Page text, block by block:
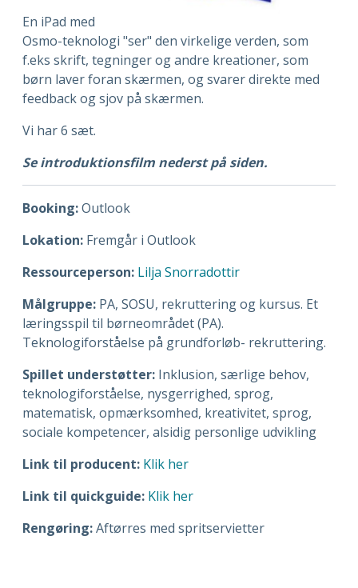
En iPad med
Osmo-teknologi "ser" den virkelige verden, som
f.eks skrift, tegninger og andre kreationer, som
børn laver foran skærmen, og svarer direkte med
feedback og sjov på skærmen.
Vi har 6 sæt.
Se introduktionsfilm nederst på siden.
Booking:Outlook
Lokation: Fremgår i Outlook
Ressourceperson: Lilja Snorradottir
Målgruppe: PA, SOSU, rekruttering og kursus. Et
læringsspil til børneområdet (PA).
Teknologiforståelse på grundforløb- rekruttering.
Spillet understøtter: Inklusion, særlige behov,
teknologiforståelse, nysgerrighed, sprog,
matematisk, opmærksomhed, kreativitet, sprog,
sociale kompetencer, alsidig personlige udvikling
Link til producent: Klik her
Link til quickguide: Klik her
Rengøring:Aftørres med spritservietter